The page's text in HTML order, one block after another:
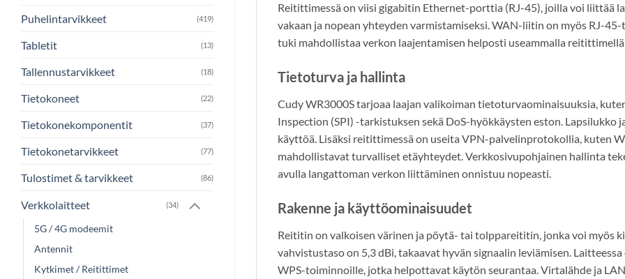
Puhelintarvikkeet (419)
Tabletit (13)
Tallennustarvikkeet (18)
Tietokoneet (22)
Tietokonekomponentit (37)
Tietokonetarvikkeet (77)
Tulostimet & tarvikkeet (86)
Verkkolaitteet (34)
5G / 4G modeemit
Antennit
Kytkimet / Reitittimet
Reitittimessä on viisi gigabitin Ethernet-porttia (RJ-45), joilla voi liittää
vakaan ja nopean yhteyden varmistamiseksi. WAN-liitin on myös RJ-
tuki mahdollistaa verkon laajentamisen helposti useammalla
Tietoturva ja hallinta
Cudy WR3000S tarjoaa laajan valikoiman tietoturvaominaisuuksia,
Inspection (SPI) -tarkistuksen sekä DoS-hyökkäysten eston.
käyttöä. Lisäksi reitittimessä on useita VPN-palvelinprotokollia, kuten
mahdollistavat turvalliset etäyhteydet. Verkkosivupohjainen hallinta
avulla langattoman verkon liittäminen onnistuu nopeasti.
Rakenne ja käyttöominaisuudet
Reititin on valkoisen värinen ja pöytä- tai tolppareititin, jonka voi myös
vahvistustaso on 5,3 dBi, takaavat hyvän signaalin leviämisen.
WPS-toiminnoille, jotka helpottavat käytön seurantaa. Virtalähde ja